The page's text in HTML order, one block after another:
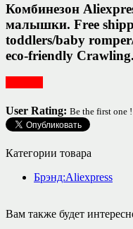
Комбинезон
малышки. Free
toddlers/baby
eco-friendly
User Rating: Be the first one !
Категории товара
Брэнд:Aliexpress
Вам также будет